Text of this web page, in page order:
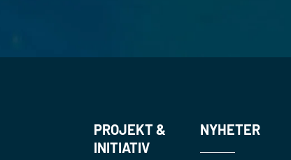
PROJEKT &
INITIATIV
NYHETER